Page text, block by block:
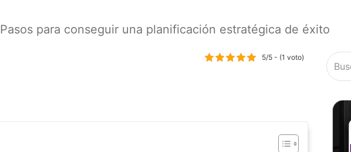
Pasos para conseguir una planificación estratégica de éxito
5/5 - (1 voto) Buscar